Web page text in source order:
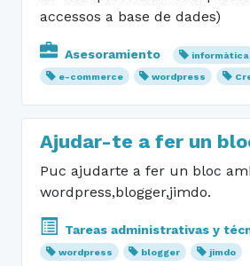
accessos a base de dades)
Asesoramiento informàtica
e-commerce
wordpress
Ajudar-te a fer un
Puc ajudarte a fer un bloc
wordpress,blogger,jimdo.
Tareas administrativas y
wordpress blogger jimdo